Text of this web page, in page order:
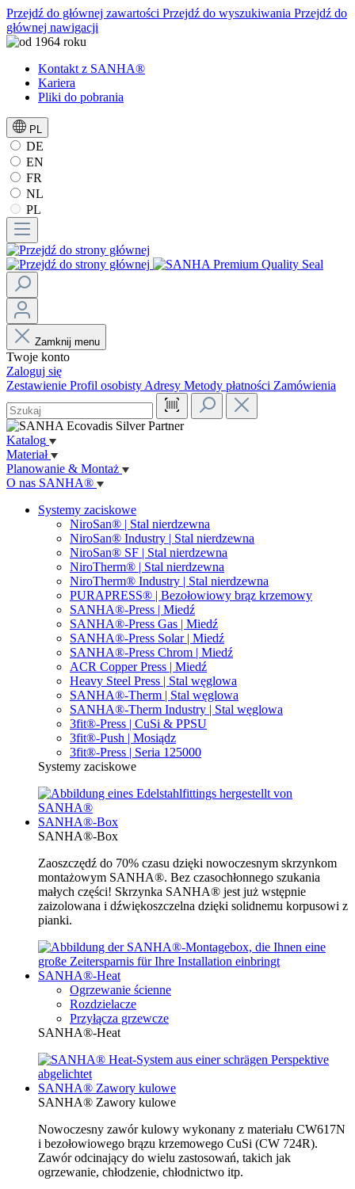
Przejdź do głównej zawartości Przejdź do wyszukiwania Przejdź do
głównej nawigacji
Kontakt z SANHA®
Kariera
Pliki do pobrania
PL
DE
EN
FR
NL
PL
Zamknij menu
Twoje konto
Zaloguj się
Zestawienie Profil osobisty Adresy Metody płatności Zamówienia
Katalog
Materiał
Planowanie & Montaż
O nas SANHA®
Systemy zaciskowe
NiroSan® | Stal nierdzewna
NiroSan® Industry | Stal nierdzewna
NiroSan® SF | Stal nierdzewna
NiroTherm® | Stal nierdzewna
NiroTherm® Industry | Stal nierdzewna
PURAPRESS® | Bezołowiowy brąz krzemowy
SANHA®-Press | Miedź
SANHA®-Press Gas | Miedź
SANHA®-Press Solar | Miedź
SANHA®-Press Chrom | Miedź
ACR Copper Press | Miedź
Heavy Steel Press | Stal węglowa
SANHA®-Therm | Stal węglowa
SANHA®-Therm Industry | Stal węglowa
3fit®-Press | CuSi & PPSU
3fit®-Push | Mosiądz
3fit®-Press | Seria 125000
Systemy zaciskowe
SANHA®-Box
SANHA®-Box
Zaoszczędź do 70% czasu dzięki nowoczesnym skrzynkom
montażowym SANHA®. Bez czasochłonnego szukania
małych części! Skrzynka SANHA® jest już wstępnie
zaizolowana i dźwiękoszczelna dzięki solidnemu korpusowi z
pianki.
SANHA®-Heat
Ogrzewanie ścienne
Rozdzielacze
Przyłącza grzewcze
SANHA®-Heat
SANHA® Zawory kulowe
SANHA® Zawory kulowe
Nowoczesny zawór kulowy wykonany z materiału CW617N
i bezołowiowego brązu krzemowego CuSi (CW 724R).
Zawór odcinający do wielu zastosowań, takich jak
ogrzewanie, chłodzenie, chłodnictwo itp.